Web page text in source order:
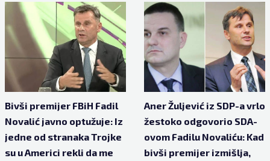
Bivši premijer FBiH Fadil
Novalić javno optužuje: Iz
jedne od stranaka Trojke
su u Americi rekli da me
Aner Žuljević iz SDP-a vrlo
žestoko odgovorio SDA-
ovom Fadilu Novaliću: Kad
bivši premijer izmišlja,